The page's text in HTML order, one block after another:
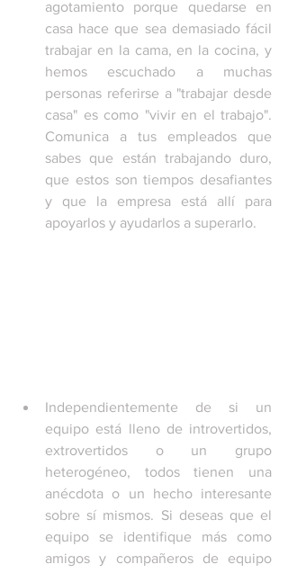
agotamiento porque quedarse en
casa hace que sea demasiado fácil
trabajar en la cama, en la cocina, y
hemos escuchado a muchas
personas referirse a "trabajar desde
casa" es como "vivir en el trabajo".
Comunica a tus empleados que
sabes que están trabajando duro,
que estos son tiempos desafiantes
y que la empresa está allí para
apoyarlos y ayudarlos a superarlo.
Independientemente de si un
equipo está lleno de introvertidos,
extrovertidos o un grupo
heterogéneo, todos tienen una
anécdota o un hecho interesante
sobre sí mismos. Si deseas que el
equipo se identifique más como
amigos y compañeros de equipo